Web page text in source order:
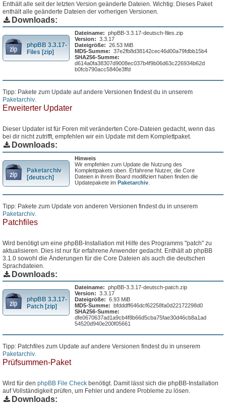
Enthält alle seit der letzten Version geänderte Dateien. Wichtig: Dieses Paket
enthält alle geänderte Dateien der vorherigen Versionen.
Downloads:
phpBB 3.3.17-
Files [zip]
Dateiname: phpBB-3.3.17-deutsch-files.zip
Version: 3.3.17
Dateigröße: 26.53 MiB
MD5-Summe: 37e2fb8d38142cec46d00a79fdbb15b4
SHA256-Summe:
d614a0fa38307d9008ec037b4f9b06d63c226934b62d
b0fcb790acc5840e3ffd
Tipp: Pakete zum Update auf andere Versionen findest du in unserem
Paketarchiv.
Erweiterter Updater
Dieser Updater ist für Foren mit veränderten Core-Dateien gedacht, wenn das
bei dir nicht zutrifft, empfehlen wir ein Update mit dem Komplettpaket.
Downloads:
Paketarchiv
[deutsch]
Hinweis
Wir empfehlen zum Update die Nutzung des
Komplettpakets oben. Erfahrene Nutzer, die Core
Dateien in ihrem Board modifiziert haben finden die
Updatepakete imPaketarchiv
Tipp: Pakete zum Update von anderen Versionen findest du in unserem
Paketarchiv
Patchfiles
Wird benötigt um eine phpBB-Installation mit Hilfe des Programms "patch" zu
aktualisieren. Dies ist nur für erfahrene Anwender gedacht. Enthält ab phpBB
3.1.0 sowohl die Änderungen für die Core Dateien als auch die deutschen
Sprachdateien.
Downloads:
phpBB 3.3.17-
Patch [zip]
Dateiname: phpBB-3.3.17-deutsch-patch.zip
Version: 3.3.17
Dateigröße: 6.93 MiB
MD5-Summe: bfdddff646dcf62258fa0d22172298d0
SHA256-Summe:
dfe0670637ad1a9cb4f8b66d5cba75fae30d46cb8a1ad
54520d940e200f05661
Tipp: Patchfiles zum Update auf andere Versionen findest du in unserem
Paketarchiv
Prüfsummen-Paket
Wird für den phpBB File Check benötigt. Damit lässt sich die phpBB-Installation
auf Vollständigkeit prüfen, um Fehler und andere Probleme zu lösen.
Downloads: